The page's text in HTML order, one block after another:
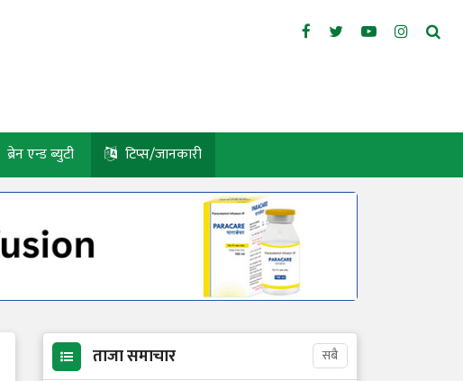
ब्रेन एन्ड ब्युटी टिप्स/जानकारी
ताजा समाचार सबै